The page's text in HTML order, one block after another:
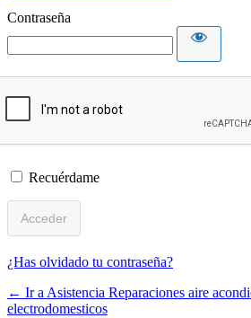
Contraseña
Recuérdame
¿Has olvidado tu contraseña?
← Ir a Asistencia Reparaciones aire
electrodomesticos